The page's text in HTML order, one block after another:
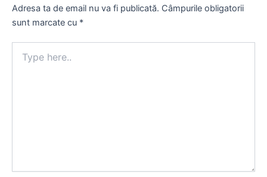
Adresa ta de email nu va fi publicată. Câmpurile obligatorii
sunt marcate cu *
here..